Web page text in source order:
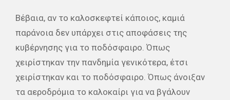
Βέβαια, αν το καλοσκεφτεί κάποιος, καμιά
παράνοια δεν υπάρχει στις αποφάσεις της
κυβέρνησης για το ποδόσφαιρο. Όπως
χειρίστηκαν την πανδημία γενικότερα, έτσι
χειρίστηκαν και το ποδόσφαιρο. Όπως άνοιξαν
τα αεροδρόμια το καλοκαίρι για να βγάλουν